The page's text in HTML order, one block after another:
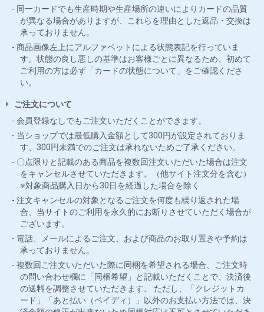
同一カードでも生産時期や生産場所の違いによりカードの品質
が異なる場合がありますが、これらを理由とした返品・交換は
承っておりません。
商品画像左上にアルファベットによる状態表記を行っていま
す。状態の良し悪しの基準はお客様ごとに異なるため、初めて
ご利用の方は必ず「カードの状態について」をご確認くださ
い。
ご注文について
会員登録なしでもご注文いただくことができます。
当ショップでは最低購入金額として300円が設定されておりま
す、300円未満でのご注文は承れないためご了承ください。
〇点限りと記載のある商品を複数回注文いただいた場合は注文
をキャンセルさせていただきます。（他サイト注文分を含む）
※対象商品購入日から30日を経過した場合を除く
注文キャンセルの対象となるご注文を何度も繰り返された場
合、当サイトのご利用を永久的にお断りさせていただく場合が
ございます。
電話、メールによるご注文、および商品のお取り置きや予約は
承っておりません。
複数回ご注文いただいた際に同梱を希望される場合、ご注文時
の問い合わせ欄に「同梱希望」と記載いただくことで、決済後
の送料を調整させていただきます。 ただし、「クレジットカ
ード」「あと払い（ペイディ）」以外のお支払い方法では、決